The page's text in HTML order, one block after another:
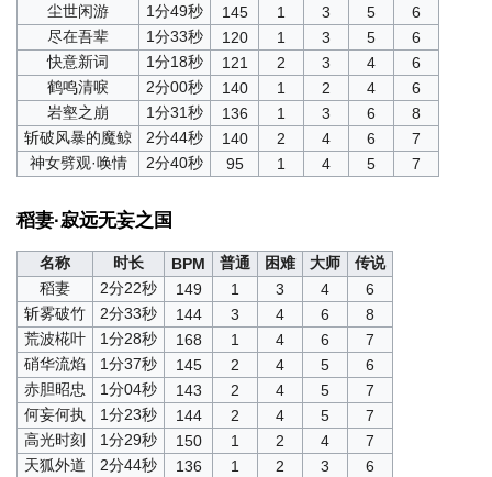
尘世闲游
1分49秒 145 1 3 5
6
尽在吾辈
1分33秒 120 1 3 5
6
快意新词
1分18秒 121 2 3 4
6
鹤鸣清唳
2分00秒 140 1 2 4
6
岩壑之崩
1分31秒 136 1 3 6
8
斩破风暴的魔鲸
2分44秒 140 2 4 6
7
神女劈观·唤情
2分40秒 95 1 4 5 7
稻妻·寂远无妄之国
名称 时长 BPM 普通 困难 大师
传说
稻妻
2分22秒 149 1 3 4
6
斩雾破竹
2分33秒 144 3 4 6
8
荒波椛叶
1分28秒 168 1 4 6
7
硝华流焰
1分37秒 145 2 4 5
6
赤胆昭忠
1分04秒 143 2 4 5
7
何妄何执
1分23秒 144 2 4 5
7
高光时刻
1分29秒 150 1 2 4
7
天狐外道
2分44秒 136 1 2 3
6